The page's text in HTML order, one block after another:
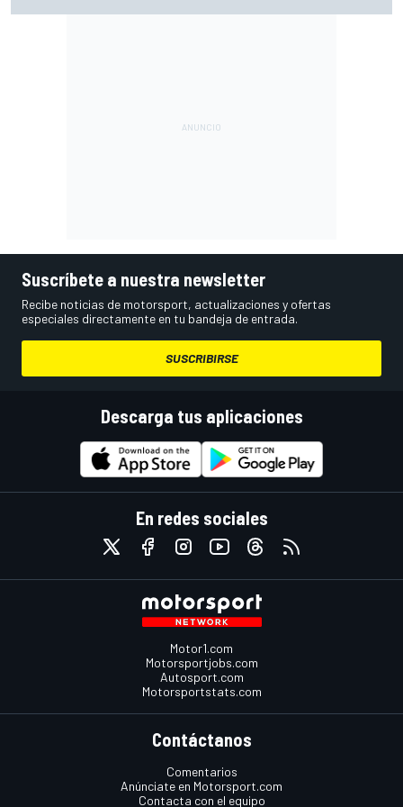
Suscríbete a nuestra newsletter
Recibe noticias de motorsport, actualizaciones y ofertas
especiales directamente en tu bandeja de entrada.
SUSCRIBIRSE
Descarga tus aplicaciones
En redes sociales
Motor1.com
Motorsportjobs.com
Autosport.com
Motorsportstats.com
Contáctanos
Comentarios
Anúnciate en Motorsport.com
Contacta con el equipo